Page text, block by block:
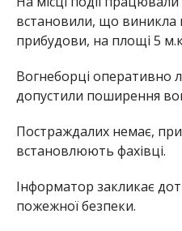
встановили, що виникла
прибудови, на площі 5
Вогнеборці оперативно
допустили поширення
Постраждалих немає,
встановлюють фахівці.
Інформатор закликає
пожежної безпеки.